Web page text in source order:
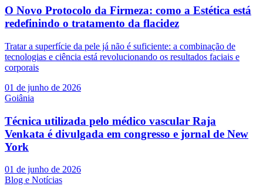
O Novo Protocolo da Firmeza: como a Estética está
redefinindo o tratamento da flacidez
Tratar a superfície da pele já não é suficiente: a combinação de
tecnologias e ciência está revolucionando os resultados faciais e
corporais
01 de junho de 2026
Goiânia
Técnica utilizada pelo médico vascular Raja
Venkata é divulgada em congresso e jornal de New
York
01 de junho de 2026
Blog e Notícias